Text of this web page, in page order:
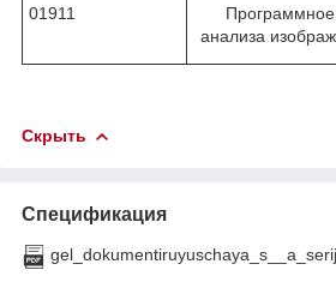
01911
анализа
Скрыть
Спецификация